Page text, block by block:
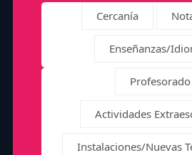
Cercanía
Enseñanzas/
Profesorado
Actividades
Instalaciones/Nuevas